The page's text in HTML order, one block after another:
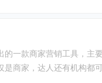
的一款商家营销工具，主
是商家，达人还有机构都